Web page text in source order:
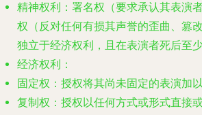
精神权利 ：署名权（要求承认其表演
权（反对任何有损其声誉的歪曲、篡
独立于经济权利，且在表演者死后至
经济权利 ：
固定权 ：授权将其尚未固定的表演加
复制权 ：授权以任何方式或形式直接